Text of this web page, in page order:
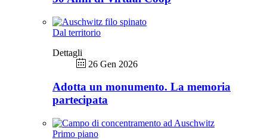
Dal territorio
Dettagli
26 Gen 2026
Adotta un monumento. La memoria
partecipata
Primo piano